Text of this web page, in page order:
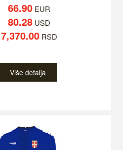
66.90EUR
80.28USD
7,370.00RSD
Više detalja